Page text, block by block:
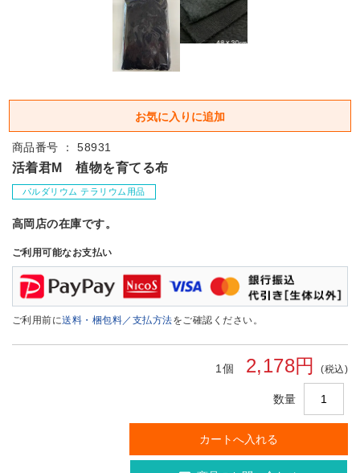
商品番号 ： 58931
活着君M 植物を育てる布
パルダリウム テラリウム用品
高岡店の在庫です。
ご利用可能なお支払い
ご利用前に送料・梱包料／支払方法をご確認ください。
1個 2,178円(税込)
数量